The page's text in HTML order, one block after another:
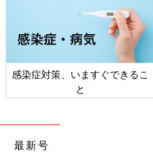
日本外来小児科学会リーフレッ
ト検討会
最新号